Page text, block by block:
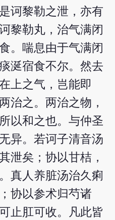
诃黎勒之泄，亦有
黎勒丸，治气满闭
。喘息由于气满闭
涎宿食不尔。然去
上之气，岂能即
治之。两治之物，
以和之也。与仲圣
异。若诃子清音汤
泄矣；协以甘桔，
真人养脏汤治久痢
协以参术归芍诸
止肛可收。凡此皆